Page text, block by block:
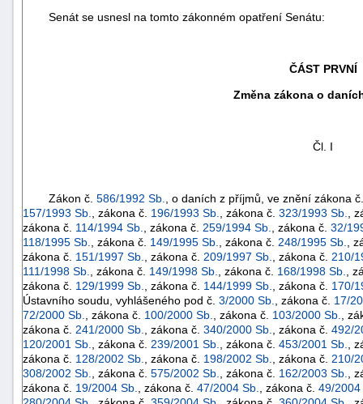
Senát se usnesl na tomto zákonném opatření Senátu:
ČÁST PRVNÍ
Změna zákona o
Čl. I
Zákon č. 586/1992 Sb.
, o daních z příjmů, ve znění zákona
157/1993 Sb.
, zákona č. 196/1993 Sb. , zákona č. 323/1993 Sb.
,
zákona č. 114/1994 Sb. , zákona č. 259/1994 Sb. , zákona č. 32/
118/1995 Sb.
, zákona č. 149/1995 Sb. , zákona č. 248/1995 Sb.
,
zákona č. 151/1997 Sb. , zákona č. 209/1997 Sb. , zákona č. 210/
111/1998 Sb.
, zákona č. 149/1998 Sb. , zákona č. 168/1998 Sb.
,
zákona č. 129/1999 Sb. , zákona č. 144/1999 Sb. , zákona č. 170/
Ústavního soudu, vyhlášeného pod č. 3/2000 Sb. , zákona č. 17/
72/2000 Sb.
, zákona č. 100/2000 Sb. , zákona č. 103/2000 Sb.
,
zákona č. 241/2000 Sb. , zákona č. 340/2000 Sb. , zákona č. 492/
120/2001 Sb.
, zákona č. 239/2001 Sb. , zákona č. 453/2001 Sb.
,
zákona č. 128/2002 Sb. , zákona č. 198/2002 Sb. , zákona č. 210/
308/2002 Sb.
, zákona č. 575/2002 Sb. , zákona č. 162/2003 Sb.
,
zákona č. 19/2004 Sb. , zákona č. 47/2004 Sb. , zákona č. 49/2004